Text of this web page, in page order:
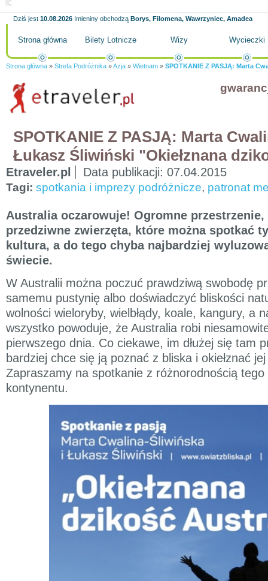
Dziś jest 10.08.2026 Imieniny obchodzą Borys, Filomena, Wawrzyniec, Amadea
Strona główna Bilety Lotnicze Wizy Wycieczki
Strona główna » Strefa Podróżnika »Azja » Wietnam » SPOTKANIE Z PASJĄ: Marta
SPOTKANIE Z PASJĄ: Marta
Łukasz Śliwiński "Okiełznana
Etraveler.pl Data publikacji: 07.04.2015
Tagi: spotkania i imprezy podróżnicze, patronat
Australia oczarowuje! Ogromne
przedziwne zwierzęta, które można spotkać
kultura, a do tego chyba najbardziej
świecie.
W Australii można poczuć prawdziwą swobodę
samemu pustynię albo doświadczyć bliskości
wolności wieloryby, wielbłądy, koale, kangury, a
wszystko powoduje, że Australia robi
pierwszego dnia. Co ciekawe, im dłużej się tam
bardziej chce się ją poznać z bliska i okiełznać
Zapraszamy na spotkanie z różnorodnością tego
kontynentu.